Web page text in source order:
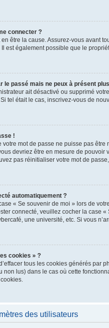
connecter ?
être la cause. Assurez-vous avant
est également possible que le
le passé mais ne peux à présent
ait désactivé ou supprimé
tel était le cas, inscrivez-vous de
!
mot de passe ne puisse pas
devriez être en mesure de pouvoir
pas réinitialiser votre mot de
automatiquement ?
« Se souvenir de moi » lors de
connecté, veuillez cocher la case
une université, etc. Si vous
cookies » ?
tous les cookies générés par
non lus) dans le cas où cette
des utilisateurs